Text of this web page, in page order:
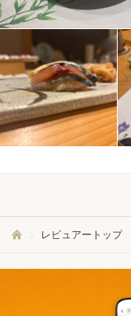
レビュアートップ